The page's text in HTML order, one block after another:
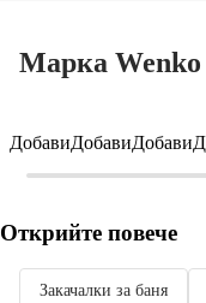
Марка Wenko
ДобавиДобавиДобави
Открийте повече
Закачалки за баня